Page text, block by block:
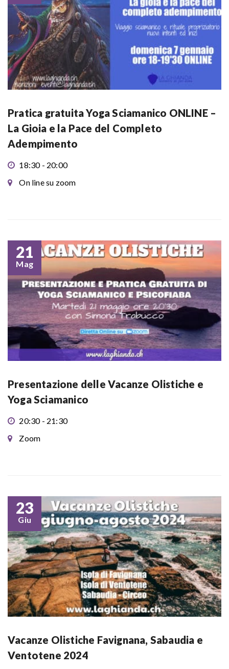
Pratica gratuita Yoga Sciamanico ONLINE –
La Gioia e la Pace del Completo
Adempimento
18:30 - 20:00
On line su zoom
21
Mag
Presentazione delle Vacanze Olistiche e
Yoga Sciamanico
20:30 - 21:30
Zoom
23
Giu
Vacanze Olistiche Favignana, Sabaudia e
Ventotene 2024